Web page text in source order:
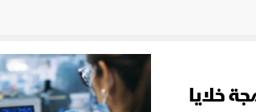
خلايا